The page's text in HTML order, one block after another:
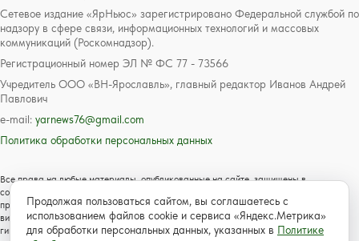
Сетевое издание «ЯрНьюс» зарегистрировано Федеральной службой по
надзору в сфере связи, информационных технологий и массовых
коммуникаций (Роскомнадзор).
Регистрационный номер ЭЛ № ФС 77 - 73566
Учредитель ООО «ВН-Ярославль», главный редактор Иванов Андрей
Павлович
e-mail: yarnews76@gmail.com
Политика обработки персональных данных
Все права на любые материалы, опубликованные на сайте, защищены в
соответствии с российским и международным законодательством об авторском
праве и смежных правах. Любое использование текстовых, фото, аудио и
видеоматериалов возможно только с согласия правообладателя с обязательной
гиперссылкой на сайт https://www.yarnews.net; Для детей старше 16 лет.
Продолжая пользоваться сайтом, вы соглашаетесь с
использованием файлов cookie и сервиса «Яндекс.Метрика»
для обработки персональных данных, указанных в Политике